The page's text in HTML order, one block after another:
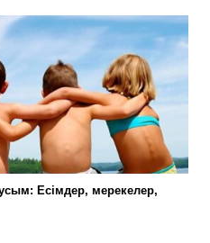
Есімдер, мерекелер,